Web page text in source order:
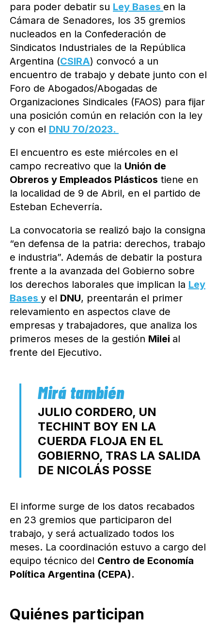
para poder debatir su Ley Bases en la
Cámara de Senadores, los 35 gremios
nucleados en la Confederación de
Sindicatos Industriales de la República
Argentina (CSIRA) convocó a un
encuentro de trabajo y debate junto con el
Foro de Abogados/Abogadas de
Organizaciones Sindicales (FAOS) para fijar
una posición común en relación con la ley
y con el DNU 70/2023.
El encuentro es este miércoles en el
campo recreativo que la Unión de
Obreros y Empleados Plásticos tiene en
la localidad de 9 de Abril, en el partido de
Esteban Echeverría.
La convocatoria se realizó bajo la consigna
“en defensa de la patria: derechos, trabajo
e industria”. Además de debatir la postura
frente a la avanzada del Gobierno sobre
los derechos laborales que implican la Ley
Bases y el DNU, preentarán el primer
relevamiento en aspectos clave de
empresas y trabajadores, que analiza los
primeros meses de la gestión Milei al
frente del Ejecutivo.
JULIO CORDERO, UN
TECHINT BOY EN LA
CUERDA FLOJA EN EL
GOBIERNO, TRAS LA SALIDA
DE NICOLÁS POSSE
El informe surge de los datos recabados
en 23 gremios que participaron del
trabajo, y será actualizado todos los
meses. La coordinación estuvo a cargo del
equipo técnico del Centro de Economía
Política Argentina (CEPA).
Quiénes participan